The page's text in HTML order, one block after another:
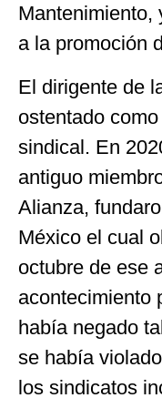
Mantenimiento,
a la promoción
El dirigente de
ostentado
sindical. En
antiguo
Alianza,
México el cual
octubre de ese
acontecimiento
había negado
se había
los sindicatos